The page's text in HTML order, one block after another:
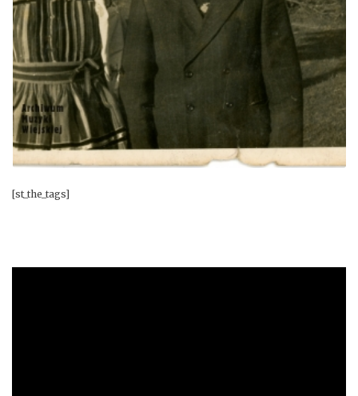
[st_the_tags]